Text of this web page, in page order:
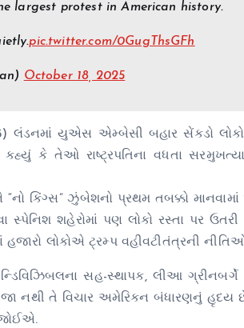
largest protest in American history.
pic.twitter.com/0GugThsGFh
October 18, 2025
લંડનમાં યુએસ એમ્બેસી બહાર સેંકડો લોકો
કહ્યું કે તેઓ રાષ્ટ્રપતિના વધતા
કિંગ્સ” ઝુંબેશનો પ્રથમ તબક્કો
સ્પેનિશ શહેરોમાં પણ લોકો રસ્તા પર
હજારો લોકોએ ટ્રમ્પ વહીવટીતંત્રની
સહ-સ્થાપક, લીઆ ગ્રીનબર્ગે
નથી તે વિચાર અમેરિકન બંધારણનું
જોઈએ.